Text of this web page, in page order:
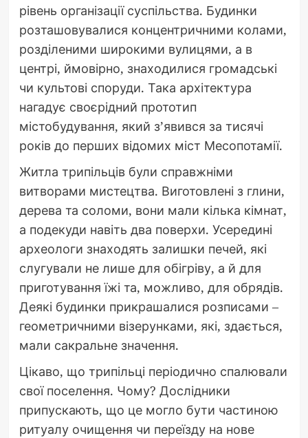
рівень організації суспільства. Будинки
розташовувалися концентричними колами,
розділеними широкими вулицями, а в
центрі, ймовірно, знаходилися громадські
чи культові споруди. Така архітектура
нагадує своєрідний прототип
містобудування, який з’явився за тисячі
років до перших відомих міст Месопотамії.
Житла трипільців були справжніми
витворами мистецтва. Виготовлені з глини,
дерева та соломи, вони мали кілька кімнат,
а подекуди навіть два поверхи. Усередині
археологи знаходять залишки печей, які
слугували не лише для обігріву, а й для
приготування їжі та, можливо, для обрядів.
Деякі будинки прикрашалися розписами –
геометричними візерунками, які, здається,
мали сакральне значення.
Цікаво, що трипільці періодично спалювали
свої поселення. Чому? Дослідники
припускають, що це могло бути частиною
ритуалу очищення чи переїзду на нове